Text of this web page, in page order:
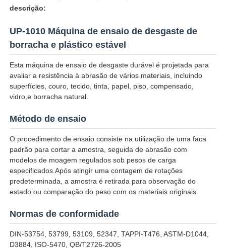
Controle de Qualidade
Fale Conosco
Pedir um orçamento
Equipamento de testes do laboratório
Câmara de Teste Ambiental
Máquina de teste universal
descrição:
UP-1010 Máquina de ensaio de desgaste de
borracha e plástico estável
Esta máquina de ensaio de desgaste durável é projetada para
avaliar a resistência à abrasão de vários materiais, incluindo
superfícies, couro, tecido, tinta, papel, piso, compensado,
vidro,e borracha natural.
Método de ensaio
O procedimento de ensaio consiste na utilização de uma faca
padrão para cortar a amostra, seguida de abrasão com
modelos de moagem regulados sob pesos de carga
especificados.Após atingir uma contagem de rotações
predeterminada, a amostra é retirada para observação do
estado ou comparação do peso com os materiais originais.
Normas de conformidade
DIN-53754, 53799, 53109, 52347, TAPPI-T476, ASTM-D1044,
D3884, ISO-5470, QB/T2726-2005